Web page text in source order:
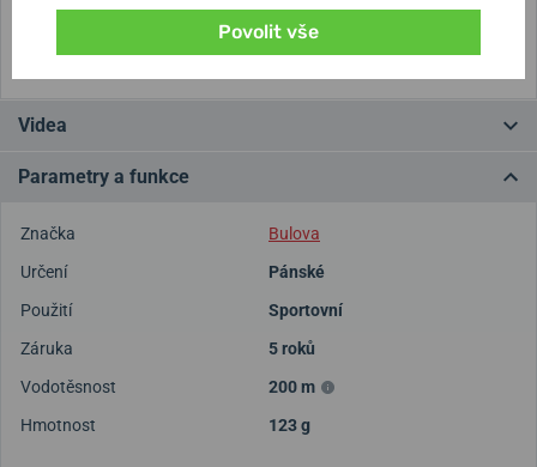
(U tisku nastavte Měřítko: Výchozí)
Videa
Parametry a funkce
Značka
Bulova
Určení
Pánské
Použití
Sportovní
Záruka
5 roků
Vodotěsnost
200 m
Hmotnost
123 g
Povolit vše